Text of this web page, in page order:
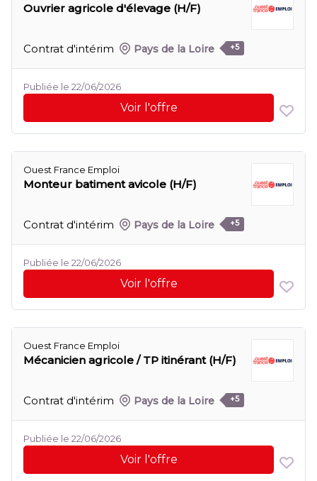
Ouvrier agricole d'élevage (H/F)
Contrat d'intérim Pays de la Loire +5
Publiée le 22/06/2026
Voir l'offre
Ouest France Emploi
Monteur batiment avicole (H/F)
Contrat d'intérim Pays de la Loire +5
Publiée le 22/06/2026
Voir l'offre
Ouest France Emploi
Mécanicien agricole / TP itinérant (H/F)
Contrat d'intérim Pays de la Loire +5
Publiée le 22/06/2026
Voir l'offre